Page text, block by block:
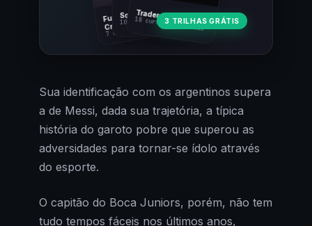
Fundamentos
Cripto
7 cursos · 31 aulas
Trader Cripto
18 cursos · 80 aulas
Soberania Bitcoin
10 cursos · 44 aulas3 TRILHAS GRÁTIS
Sua identificação com os argentinos supera
a de Messi, dada sua trajetória, a típica
história do garoto pobre que superou as
adversidades para tornar-se ídolo através
do esporte.
O capitão do Boca Juniors, porém, não tem
tudo tempos fáceis nos últimos anos,